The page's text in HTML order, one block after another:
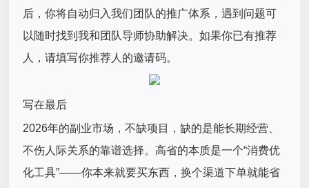
后，你将自动归入我们团队的推广体系，遇到问题可
以随时找到我和团队导师协助解决。如果你已有推荐
人，请填写你推荐人的邀请码。
写在最后
2026年的副业市场，不缺项目，缺的是能长期经营、
不伤人际关系的靠谱选择。高省的本质是一个“消费优
化工具”——你本来就要买东西，换个渠道下单就能省